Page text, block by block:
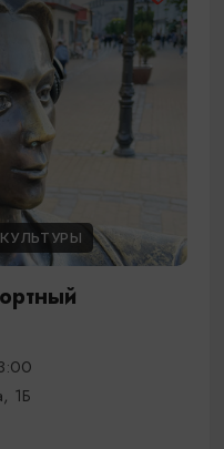
1Б